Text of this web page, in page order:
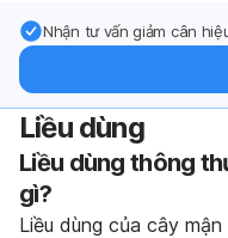
Nhận tư vấn giảm cân
Liều dùng
Liều dùng thông
gì?
Liều dùng của cây